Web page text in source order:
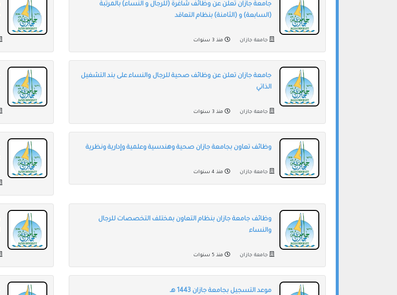
جامعة جازان تعلن عن وظائف شاغرة (للرجال و النساء) بالمرتبة
(السابعة) و (الثامنة) بنظام التعاقد
جامعة جازان منذ 3 سنوات
جامعة جازان تعلن عن وظائف صحية للرجال والنساء على بند التشغيل
الذاتي
جامعة جازان منذ 3 سنوات
وظائف تعاون بجامعة جازان صحية وهندسية وعلمية وإدارية ونظرية
جامعة جازان منذ 4 سنوات
وظائف جامعة جازان بنظام التعاون بمختلف التخصصات للرجال
والنساء
جامعة جازان منذ 5 سنوات
موعد التسجيل بجامعة جازان 1443 هـ